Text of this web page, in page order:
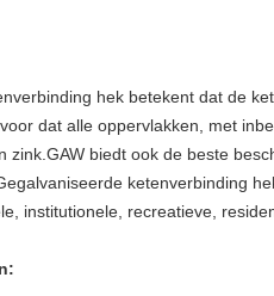
hek betekent dat de
dat alle oppervlakken, met
zink.GAW biedt ook de beste
ketenverbinding
institutionele, recreatieve,